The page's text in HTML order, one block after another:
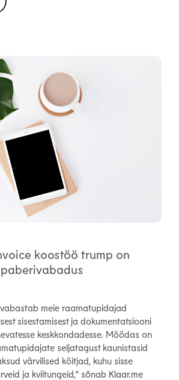
koostöö trump on
meie raamatupidajad
sisestamisest ja dokumentatsiooni
keskkondadesse. Möödas on
seljatagust kaunistasid
värvilised köitjad, kuhu sisse
ja kviitungeid,” sõnab Klaar.me